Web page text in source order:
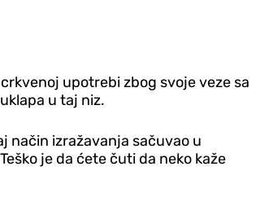
upotrebi zbog svoje veze sa
u taj niz.
način izražavanja sačuvao u
je da ćete čuti da neko kaže